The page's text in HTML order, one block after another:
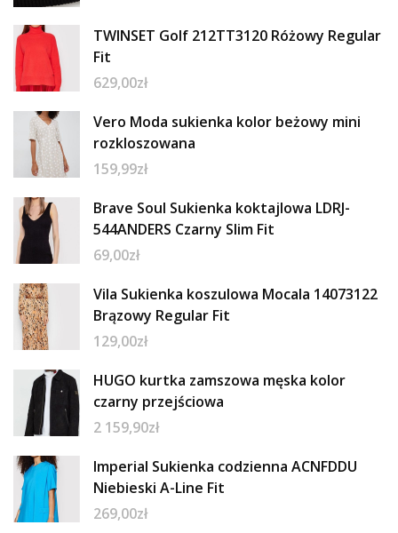
TWINSET Golf 212TT3120 Różowy Regular
Fit
629,00zł
Vero Moda sukienka kolor beżowy mini
rozkloszowana
159,99zł
Brave Soul Sukienka koktajlowa LDRJ-
544ANDERS Czarny Slim Fit
69,00zł
Vila Sukienka koszulowa Mocala 14073122
Brązowy Regular Fit
129,00zł
HUGO kurtka zamszowa męska kolor
czarny przejściowa
2 159,90zł
Imperial Sukienka codzienna ACNFDDU
Niebieski A-Line Fit
269,00zł